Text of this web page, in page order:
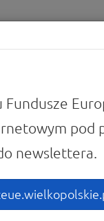
Zapoznaj się zpod
newslettera.